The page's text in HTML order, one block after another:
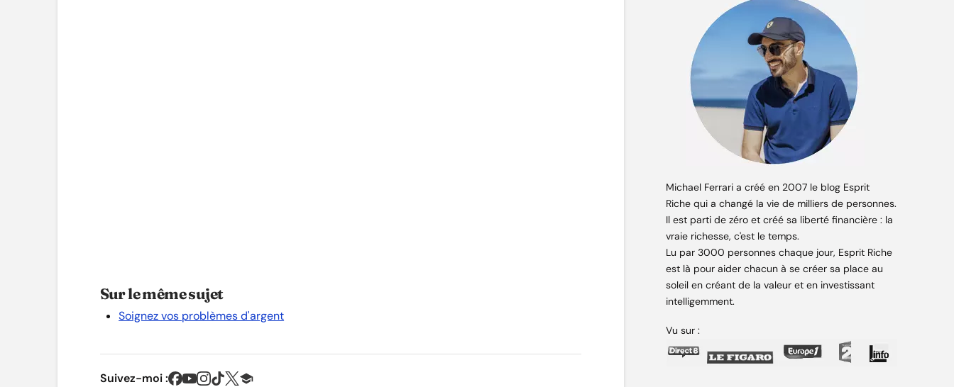
Sur le même sujet
Soignez vos problèmes d'argent
Suivez-moi :
Michael Ferrari a créé en 2007 le blog Esprit
Riche qui a changé la vie de milliers de personnes.
Il est parti de zéro et créé sa liberté financière : la
vraie richesse, c'est le temps.
Lu par 3000 personnes chaque jour, Esprit Riche
est là pour aider chacun à se créer sa place au
soleil en créant de la valeur et en investissant
intelligemment.
Vu sur :